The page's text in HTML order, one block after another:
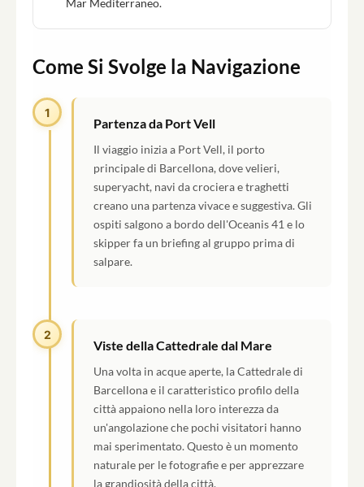
Mar Mediterraneo.
Come Si Svolge la Navigazione
1
Partenza da Port Vell
Il viaggio inizia a Port Vell, il porto
principale di Barcellona, dove velieri,
superyacht, navi da crociera e traghetti
creano una partenza vivace e suggestiva. Gli
ospiti salgono a bordo dell'Oceanis 41 e lo
skipper fa un briefing al gruppo prima di
salpare.
2
Viste della Cattedrale dal Mare
Una volta in acque aperte, la Cattedrale di
Barcellona e il caratteristico profilo della
città appaiono nella loro interezza da
un'angolazione che pochi visitatori hanno
mai sperimentato. Questo è un momento
naturale per le fotografie e per apprezzare
la grandiosità della città.